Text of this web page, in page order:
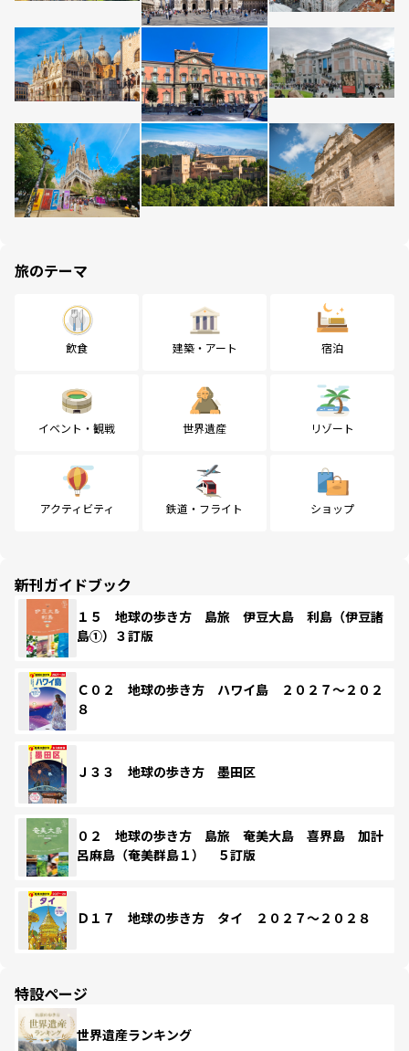
旅のテーマ
飲食 建築・アート 宿泊
イベント・観戦 世界遺産 リゾート
アクティビティ 鉄道・フライト ショップ
新刊ガイドブック
１５ 地球の歩き方 島旅 伊豆大島 利島（伊豆諸
島①）３訂版
Ｃ０２ 地球の歩き方 ハワイ島 ２０２７～２０２
８
Ｊ３３ 地球の歩き方 墨田区
０２ 地球の歩き方 島旅 奄美大島 喜界島 加計
呂麻島（奄美群島１） ５訂版
Ｄ１７ 地球の歩き方 タイ ２０２７～２０２８
特設ページ
世界遺産ランキング